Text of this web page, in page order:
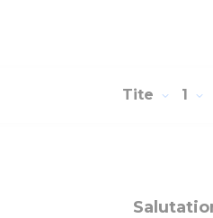
Tite 1